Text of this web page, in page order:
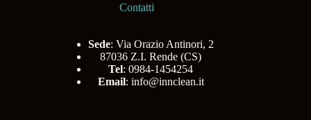
Contatti
Sede: Via Orazio Antinori, 2
87036 Z.I. Rende (CS)
Tel: 0984-1454254
Email: info@innclean.it